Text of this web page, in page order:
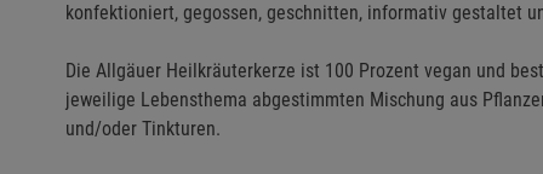
konfektioniert, gegossen, geschnitten, informativ gestaltet
Die Allgäuer Heilkräuterkerze ist 100 Prozent vegan und
jeweilige Lebensthema abgestimmten Mischung aus
und/oder Tinkturen.